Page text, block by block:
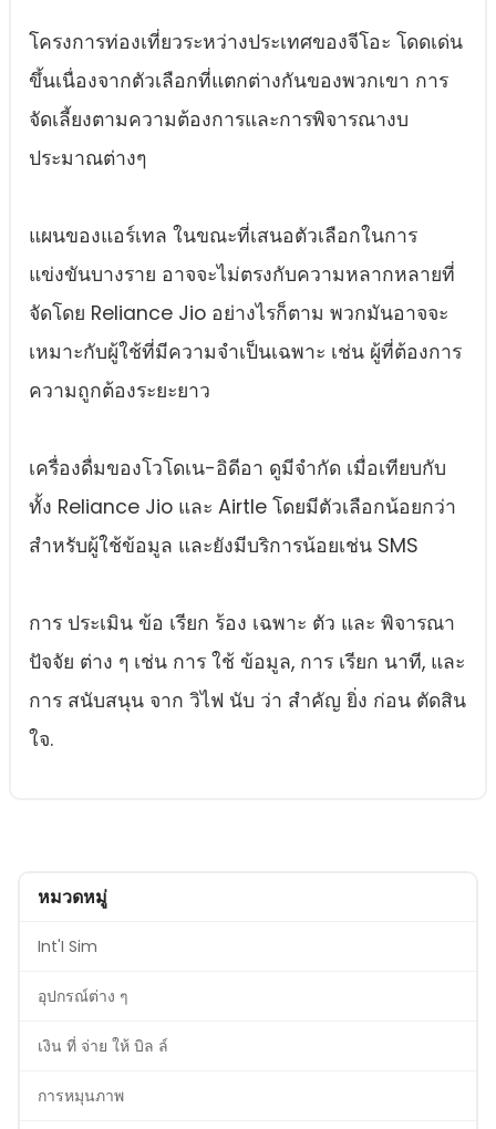
โครงการท่องเที่ยวระหว่างประเทศของจีโอะ โดดเด่น
ขึ้นเนื่องจากตัวเลือกที่แตกต่างกันของพวกเขา การ
จัดเลี้ยงตามความต้องการและการพิจารณางบ
ประมาณต่างๆ
แผนของแอร์เทล ในขณะที่เสนอตัวเลือกในการ
แข่งขันบางราย อาจจะไม่ตรงกับความหลากหลายที่
จัดโดย Reliance Jio อย่างไรก็ตาม พวกมันอาจจะ
เหมาะกับผู้ใช้ที่มีความจําเป็นเฉพาะ เช่น ผู้ที่ต้องการ
ความถูกต้องระยะยาว
เครื่องดื่มของโวโดเน-อิดีอา ดูมีจํากัด เมื่อเทียบกับ
ทั้ง Reliance Jio และ Airtle โดยมีตัวเลือกน้อยกว่า
สําหรับผู้ใช้ข้อมูล และยังมีบริการน้อยเช่น SMS
การ ประเมิน ข้อ เรียก ร้อง เฉพาะ ตัว และ พิจารณา
ปัจจัย ต่าง ๆ เช่น การ ใช้ ข้อมูล, การ เรียก นาที, และ
การ สนับสนุน จาก วิไฟ นับ ว่า สําคัญ ยิ่ง ก่อน ตัดสิน
ใจ.
หมวดหมู่
Int'I Sim
อุปกรณ์ต่าง ๆ
เงิน ที่ จ่าย ให้ บิล ล์
การหมุนภาพ